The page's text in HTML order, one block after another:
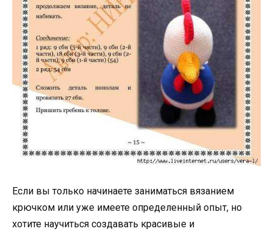
Если вы только начинаете заниматься вязанием
крючком или уже имеете определенный опыт, но
хотите научиться создавать красивые и